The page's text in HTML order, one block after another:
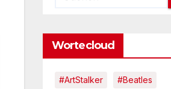
Wortecloud
#ArtStalker #Beatles